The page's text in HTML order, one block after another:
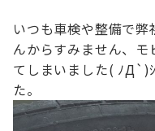
いつも車検や整備で
んからすみません、モ
てしまいました( ﾉД`)
た。